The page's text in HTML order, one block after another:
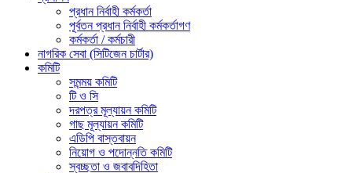
প্রধান নির্বাহী কর্মকর্তা
পূর্বতন প্রধান নির্বাহী কর্মকর্তাগণ
কর্মকর্তা / কর্মচারী
নাগরিক সেবা (সিটিজেন চার্টার)
কমিটি
সমন্ময় কমিটি
টি ও সি
দরপত্র মূল্যায়ন কমিটি
গাছ মূল্যায়ন কমিটি
এডিপি বাস্তবায়ন
নিয়োগ ও পদোন্নতি কমিটি
স্বচ্ছতা ও জবাবদিহিতা